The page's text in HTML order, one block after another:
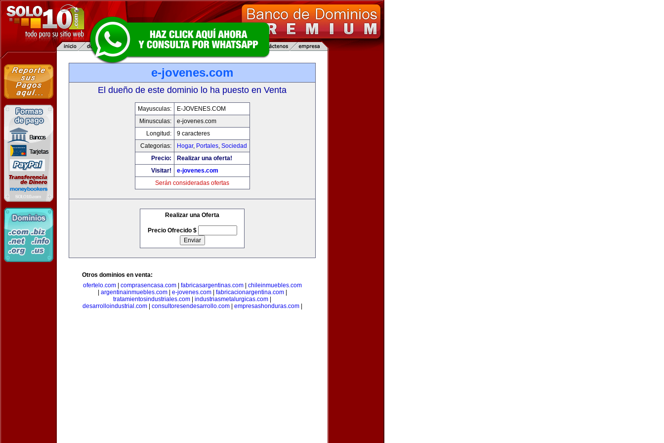
e-jovenes.com
El dueño de este dominio lo ha puesto en Venta
Mayusculas:
E-JOVENES.COM
Minusculas:
e-jovenes.com
Longitud:
9 caracteres
Categorias:
Hogar, Portales, Sociedad
Precio:
Realizar una oferta!
Visitar!
e-jovenes.com
Serán consideradas ofertas
Realizar una Oferta
Precio Ofrecido $
Otros dominios en venta:
ofertelo.com| comprasencasa.com| fabricasargentinas.com| chileinmuebles.com
argentinainmuebles.com| e-jovenes.com| fabricacionargentina.com|
tratamientosindustriales.com
industriasmetalurgicas.com
desarrolloindustrial.com| consultoresendesarrollo.com| empresashonduras.com|